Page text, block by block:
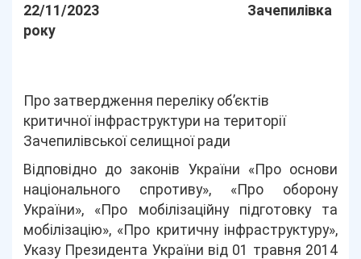
22/11/2023
року
Зачепилівка
Про затвердження переліку об’єктів
критичної інфраструктури на території
Зачепилівської селищної ради
Відповідно до законів України «Про основи
національного спротиву», «Про оборону
України», «Про мобілізаційну підготовку та
мобілізацію», «Про критичну інфраструктуру»,
Указу Президента України від 01 травня 2014